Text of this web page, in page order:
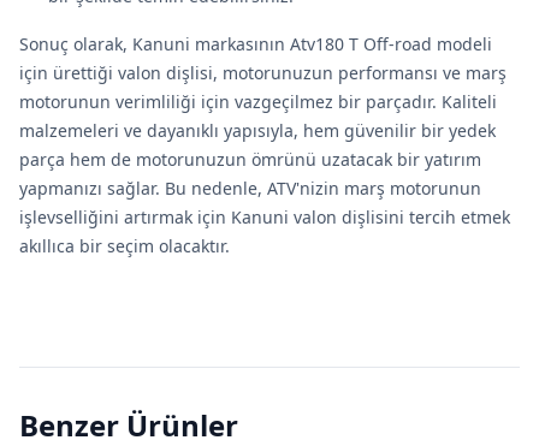
Sonuç olarak, Kanuni markasının Atv180 T Off-road modeli
için ürettiği valon dişlisi, motorunuzun performansı ve marş
motorunun verimliliği için vazgeçilmez bir parçadır. Kaliteli
malzemeleri ve dayanıklı yapısıyla, hem güvenilir bir yedek
parça hem de motorunuzun ömrünü uzatacak bir yatırım
yapmanızı sağlar. Bu nedenle, ATV'nizin marş motorunun
işlevselliğini artırmak için Kanuni valon dişlisini tercih etmek
akıllıca bir seçim olacaktır.
Benzer Ürünler